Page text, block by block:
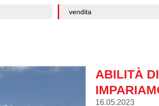
vendita
ABILITÀ
16.05.2023